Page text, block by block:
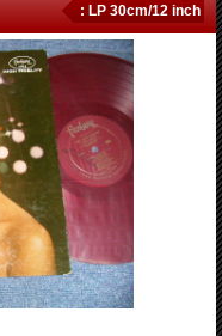
: LP 30cm/12 inch